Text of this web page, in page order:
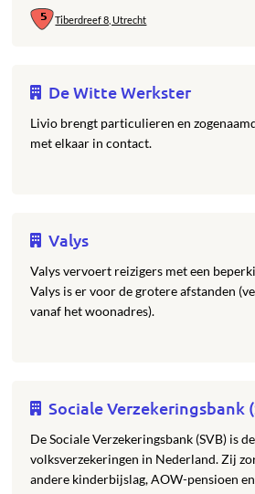
Tiberdreef 8, Utrecht
De Witte Werkster
Livio brengt particulieren en
met elkaar in contact.
Valys
Valys vervoert reizigers met een
Valys is er voor de grotere afstanden
vanaf het woonadres).
Sociale Verzekeringsbank
De Sociale Verzekeringsbank (SVB) is
volksverzekeringen in Nederland. Zij
andere kinderbijslag, AOW-pensioen